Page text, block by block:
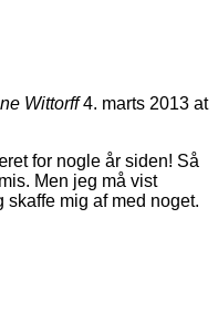
Wittorff4. marts 2013 at
for nogle år siden! Så
Men jeg må vist
skaffe mig af med noget.